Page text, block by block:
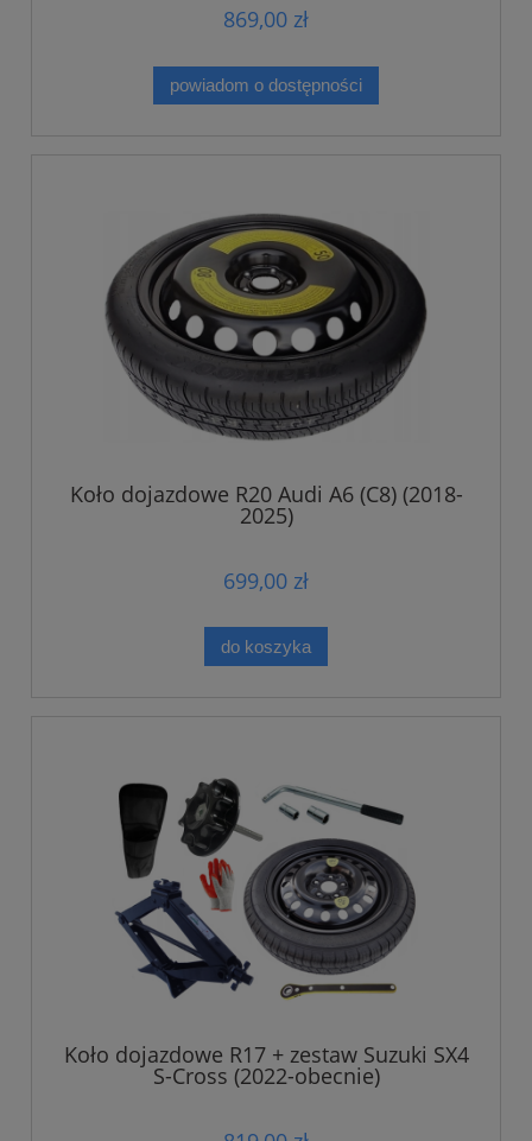
869,00 zł
powiadom o dostępności
Koło dojazdowe R20 Audi A6 (C8) (2018-
2025)
699,00 zł
do koszyka
Koło dojazdowe R17 + zestaw Suzuki SX4
S-Cross (2022-obecnie)